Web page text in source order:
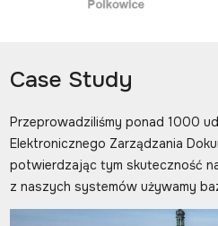
Case Study
Przeprowadziliśmy ponad 1000
Elektronicznego Zarządzania
potwierdzając tym skuteczność
z naszych systemów używamy